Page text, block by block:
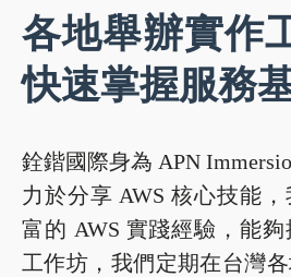
各地舉辦實作
快速掌握服務
銓鍇國際身為 APN
力於分享 AWS 核心技能
富的 AWS 實踐經驗，能
工作坊，我們定期在台灣